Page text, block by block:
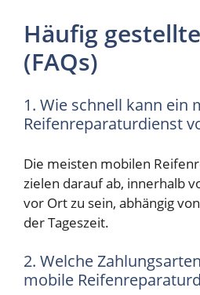
Häufig
(FAQs)
1. Wie schnell kann ein
Reifenreparaturdienst
Die meisten mobilen
zielen darauf ab, innerhalb
vor Ort zu sein, abhängig
der Tageszeit.
2. Welche
mobile